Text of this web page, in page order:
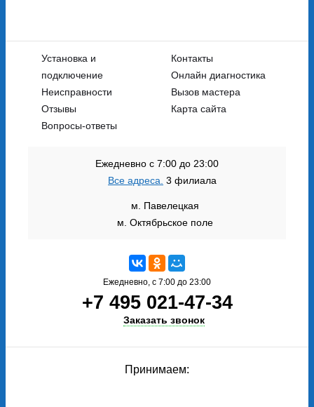
Установка и
подключение
Неисправности
Отзывы
Вопросы-ответы
Контакты
Онлайн диагностика
Вызов мастера
Карта сайта
Ежедневно с 7:00 до 23:00
Все адреса. 3 филиала
м. Павелецкая
м. Октябрьское поле
Ежедневно, с 7:00 до 23:00
+7 495 021-47-34
Заказать звонок
Принимаем: